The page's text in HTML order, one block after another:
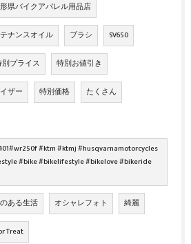
県バイクアパレル用品店
ナンスオイル ブラシ SV650
プライス 特別お値引き
ザー 特別価格 たくさん
#ktm #ktmj #husqvarnamotorcycles
#bike #bikelifestyle #bikelove #bikeride
ある生活 オシャレフォト 綺麗
Treat